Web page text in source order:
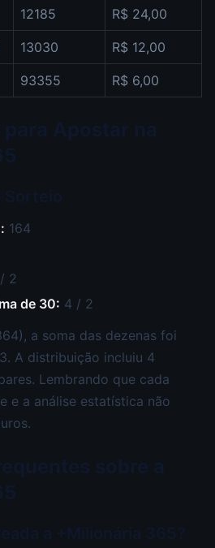
12185 R$ 24,00
13030 R$ 12,00
93355 R$ 6,00
164
2
de 30: 4 / 2
a soma das dezenas foi
A distribuição incluiu 4
Lembrando que cada
e a análise estatística não